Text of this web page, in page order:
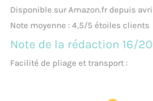
Disponible sur Amazon.fr depuis
Note moyenne : 4,5/5 étoiles clients
Note de la rédaction 16/20
Facilité de pliage et transport :